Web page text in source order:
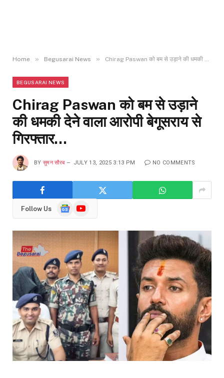
Home » Begusarai News » Chirag Paswan को बम से उड़ाने की धमकी देने वाला आरोपी बेगूसराय से गिरफ्तार…
BEGUSARAI NEWS
Chirag Paswan को बम से उड़ाने
की धमकी देने वाला आरोपी बेगूसराय से
गिरफ्तार…
BY सुमन सौरब JULY 13, 2025 3:13 PM NO COMMENTS
Follow Us
GoogleYouTube